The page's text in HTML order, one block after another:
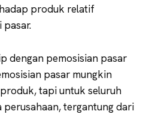
produk relatif
dengan pemosisian pasar
pasar mungkin
tapi untuk seluruh
tergantung dari